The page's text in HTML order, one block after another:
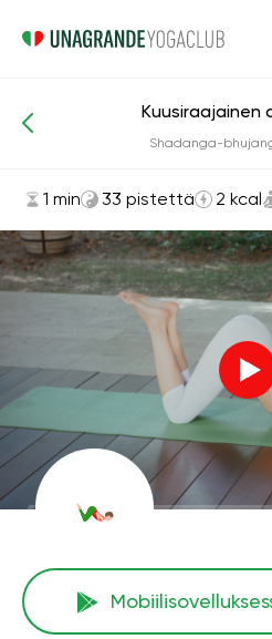
Asanat ja harjoitukset
Kuusiraajainen
Shadanga-
1 min 33 pistettä 2 kcal